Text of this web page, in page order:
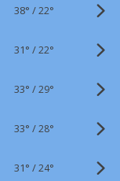
38° /22°
31° /22°
33° /29°
33° /28°
31° /24°